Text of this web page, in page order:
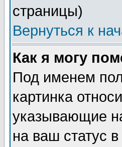
страницы)
Вернуться к
Как я могу
Под именем
картинка
указывающие
на ваш статус